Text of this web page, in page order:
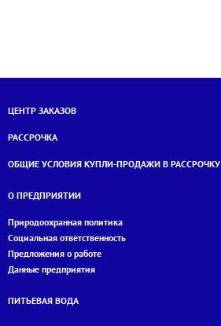
ЦЕНТР ЗАКАЗОВ
РАССРОЧКА
ОБЩИЕ УСЛОВИЯ КУПЛИ-ПРОДАЖИ В РАССРОЧКУ
О ПРЕДПРИЯТИИ
Природоохранная политика
Социальная ответственность
Предложения о работе
Данные предприятия
ПИТЬЕВАЯ ВОДА